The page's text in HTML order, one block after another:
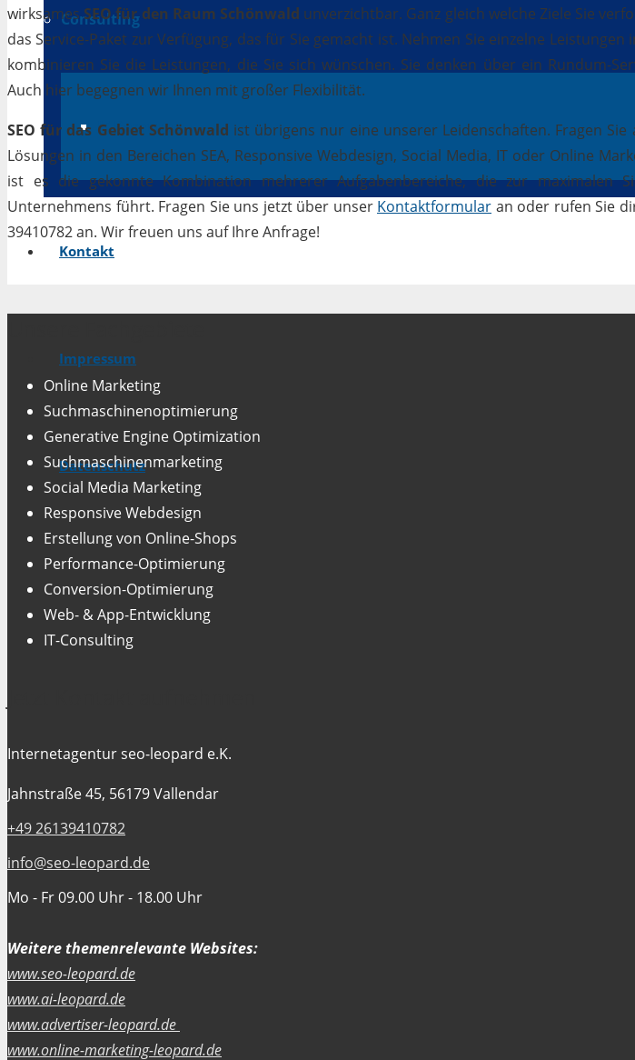
Consulting
IT Beratung
Kontakt
Impressum
Datenschutz
wirksamesSEO für den Raum Schönwald unverzichtbar. Ganz gleich welche Ziele Sie
das Service-Paket zur Verfügung, das für Sie gemacht ist. Nehmen Sie einzelne Leistungen
kombinieren Sie die Leistungen, die Sie sich wünschen. Sie denken über ein Rundum-
Auch hier begegnen wir Ihnen mit großer Flexibilität.
SEO für das Gebiet Schönwald ist übrigens nur eine unserer Leidenschaften. Fragen Sie
Lösungen in den Bereichen SEA, Responsive Webdesign, Social Media, IT oder Online
ist es die gekonnte Kombination mehrerer Aufgabenbereiche, die zur maximalen
Unternehmens führt. Fragen Sie uns jetzt über unser Kontaktformular an oder rufen Sie
39410782 an. Wir freuen uns auf Ihre Anfrage!
Online Marketing
Suchmaschinenoptimierung
Generative Engine Optimization
Suchmaschinenmarketing
Social Media Marketing
Responsive Webdesign
Erstellung von Online-Shops
Performance-Optimierung
Conversion-Optimierung
Web- & App-Entwicklung
IT-Consulting
Internetagentur seo-leopard e.K.
Jahnstraße 45, 56179 Vallendar
+49 26139410782
info@seo-leopard.de
Mo - Fr 09.00 Uhr - 18.00 Uhr
Weitere themenrelevante Websites:
www.seo-leopard.de
www.ai-leopard.de
www.advertiser-leopard.de
www.online-marketing-leopard.de